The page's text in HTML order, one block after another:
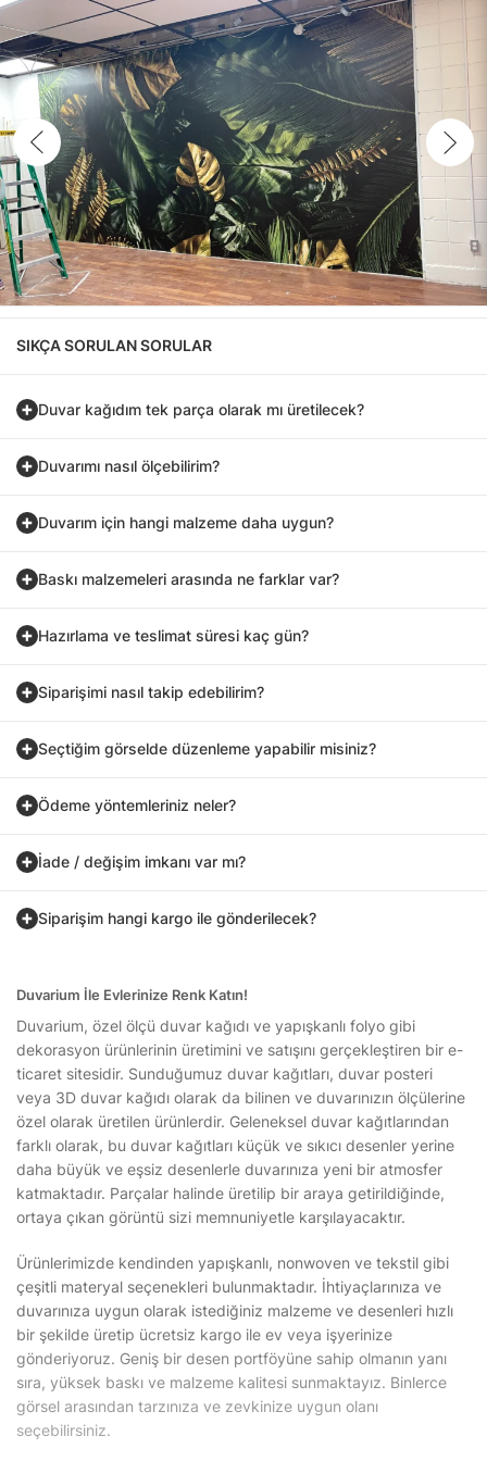
SIKÇA SORULAN SORULAR
Duvar kağıdım tek parça olarak mı üretilecek?
Duvarımı nasıl ölçebilirim?
Duvarım için hangi malzeme daha uygun?
Baskı malzemeleri arasında ne farklar var?
Hazırlama ve teslimat süresi kaç gün?
Siparişimi nasıl takip edebilirim?
Seçtiğim görselde düzenleme yapabilir misiniz?
Ödeme yöntemleriniz neler?
İade / değişim imkanı var mı?
Siparişim hangi kargo ile gönderilecek?
Duvarium İle Evlerinize Renk Katın!
Duvarium, özel ölçü duvar kağıdı ve yapışkanlı folyo gibi
dekorasyon ürünlerinin üretimini ve satışını gerçekleştiren bir e-
ticaret sitesidir. Sunduğumuz duvar kağıtları, duvar posteri
veya 3D duvar kağıdı olarak da bilinen ve duvarınızın ölçülerine
özel olarak üretilen ürünlerdir. Geleneksel duvar kağıtlarından
farklı olarak, bu duvar kağıtları küçük ve sıkıcı desenler yerine
daha büyük ve eşsiz desenlerle duvarınıza yeni bir atmosfer
katmaktadır. Parçalar halinde üretilip bir araya getirildiğinde,
ortaya çıkan görüntü sizi memnuniyetle karşılayacaktır.
Ürünlerimizde kendinden yapışkanlı, nonwoven ve tekstil gibi
çeşitli materyal seçenekleri bulunmaktadır. İhtiyaçlarınıza ve
duvarınıza uygun olarak istediğiniz malzeme ve desenleri hızlı
bir şekilde üretip ücretsiz kargo ile ev veya işyerinize
gönderiyoruz. Geniş bir desen portföyüne sahip olmanın yanı
sıra, yüksek baskı ve malzeme kalitesi sunmaktayız. Binlerce
görsel arasından tarzınıza ve zevkinize uygun olanı
seçebilirsiniz.